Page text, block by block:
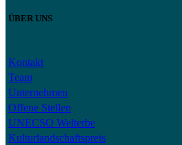
ÜBER UNS
Kontakt
Team
Unternehmen
Offene Stellen
UNECSO Welterbe
Kulturlandschaftspreis